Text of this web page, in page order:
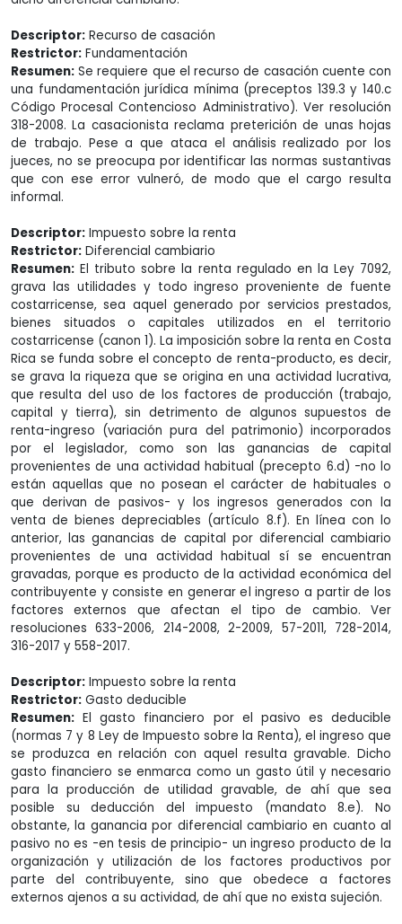
Descriptor: Recurso de casación
Restrictor: Fundamentación
Resumen: Se requiere que el recurso de casación cuente con
una fundamentación jurídica mínima (preceptos 139.3 y 140.c
Código Procesal Contencioso Administrativo). Ver resolución
318-2008. La casacionista reclama preterición de unas hojas
de trabajo. Pese a que ataca el análisis realizado por los
jueces, no se preocupa por identificar las normas sustantivas
que con ese error vulneró, de modo que el cargo resulta
informal.
Descriptor: Impuesto sobre la renta
Restrictor: Diferencial cambiario
Resumen: El tributo sobre la renta regulado en la Ley 7092,
grava las utilidades y todo ingreso proveniente de fuente
costarricense, sea aquel generado por servicios prestados,
bienes situados o capitales utilizados en el territorio
costarricense (canon 1). La imposición sobre la renta en Costa
Rica se funda sobre el concepto de renta-producto, es decir,
se grava la riqueza que se origina en una actividad lucrativa,
que resulta del uso de los factores de producción (trabajo,
capital y tierra), sin detrimento de algunos supuestos de
renta-ingreso (variación pura del patrimonio) incorporados
por el legislador, como son las ganancias de capital
provenientes de una actividad habitual (precepto 6.d) -no lo
están aquellas que no posean el carácter de habituales o
que derivan de pasivos- y los ingresos generados con la
venta de bienes depreciables (artículo 8.f). En línea con lo
anterior, las ganancias de capital por diferencial cambiario
provenientes de una actividad habitual sí se encuentran
gravadas, porque es producto de la actividad económica del
contribuyente y consiste en generar el ingreso a partir de los
factores externos que afectan el tipo de cambio. Ver
resoluciones 633-2006, 214-2008, 2-2009, 57-2011, 728-2014,
316-2017 y 558-2017.
Descriptor: Impuesto sobre la renta
Restrictor: Gasto deducible
Resumen: El gasto financiero por el pasivo es deducible
(normas 7 y 8 Ley de Impuesto sobre la Renta), el ingreso que
se produzca en relación con aquel resulta gravable. Dicho
gasto financiero se enmarca como un gasto útil y necesario
para la producción de utilidad gravable, de ahí que sea
posible su deducción del impuesto (mandato 8.e). No
obstante, la ganancia por diferencial cambiario en cuanto al
pasivo no es -en tesis de principio- un ingreso producto de la
organización y utilización de los factores productivos por
parte del contribuyente, sino que obedece a factores
externos ajenos a su actividad, de ahí que no exista sujeción.